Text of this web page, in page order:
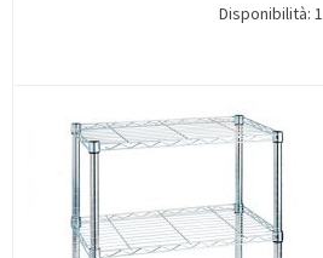
Disponibilità: 1